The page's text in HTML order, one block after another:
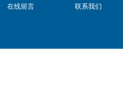
在线留言
联系我们